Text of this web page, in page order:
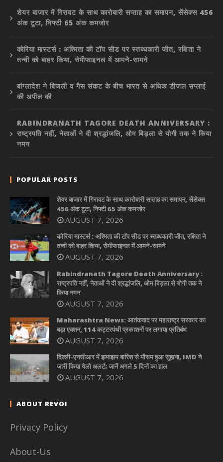
शेयर बाजार में गिरावट के साथ कारोबारी सप्ताह का समापन, सेंसेक्स 456
अंक टूटा, निफ्टी 65 अंक कमजोर
कोरिया मास्टर्स : अश्मिता की टॉप सीड पर स्तब्धकारी जीत, रक्षिता ने
तन्वी को बाहर किया, सेमीफाइनल में आमने-सामने
बांग्लादेश ने बिजली व गैस संकट के बीच भारत से अधिक डीजल सप्लाई
की अपील की
RABINDRANATH TAGORE DEATH ANNIVERSARY :
राष्ट्रपति नहीं, नेताओं ने दी श्रद्धांजलि, ओम बिड़ला से योगी तक ने किया
नमन
POPULAR POSTS
शेयर बाजार में गिरावट के साथ कारोबारी सप्ताह का समापन, सेंसेक्स
456 अंक टूटा, निफ्टी 65 अंक कमजोर
AUGUST 7, 2026
कोरिया मास्टर्स : अश्मिता की टॉप सीड पर स्तब्धकारी जीत, रक्षिता ने
तन्वी को बाहर किया, सेमीफाइनल में आमने-सामने
AUGUST 7, 2026
Rabindranath Tagore Death Anniversary :
राष्ट्रपति नहीं, नेताओं ने दी श्रद्धांजलि, ओम बिड़ला से योगी तक ने
किया नमन
AUGUST 7, 2026
Maharashtra News: आतंकवाद पर महाराष्ट्र सरकार का
बड़ा एक्शन, 114 कट्टरपंथी प्रकाशनों पर लगाया प्रतिबंध
AUGUST 7, 2026
दिल्ली-एनसीआर में झमाझम बारिश से मौसम हुआ सुहाना, IMD ने
जारी किया येलो अलर्ट; जानें अगले 5 दिनों का हाल
AUGUST 7, 2026
ABOUT REVOI
Privacy Policy
About-Us